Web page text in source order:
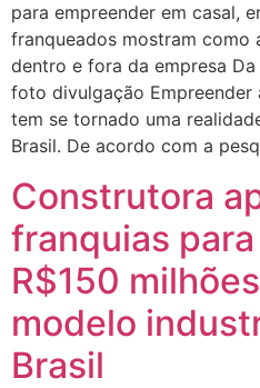
para empreender em casal,
franqueados mostram
dentro e fora da empresa
foto divulgação Empreender
tem se tornado uma
Brasil. De acordo com a
Construtora
franquias
R$150
modelo
Brasil